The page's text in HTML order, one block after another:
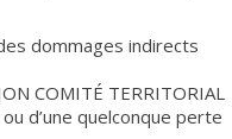
dommages indirects
COMITÉ TERRITORIAL
d’une quelconque perte